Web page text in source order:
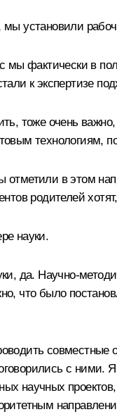
установили
мы фактически в
к экспертизе
тоже очень
технологиям,
отметили в этом
родителей
науки.
да. Научно-
что было
совместные
с ними.
научных